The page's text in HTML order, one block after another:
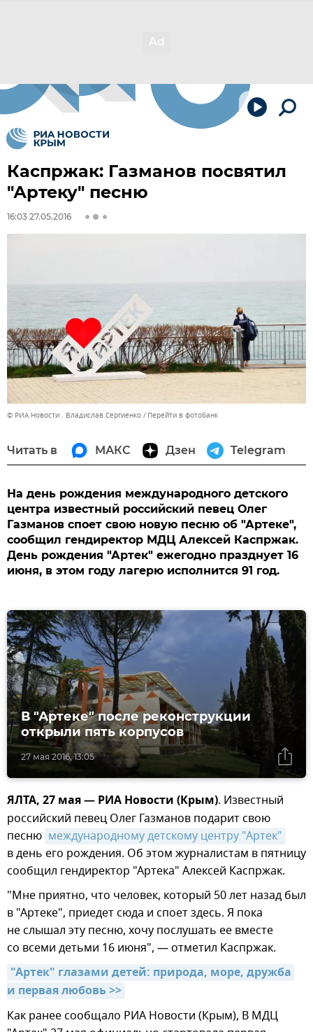
Каспржак: Газманов посвятил
"Артеку" песню
16:03 27.05.2016
© РИА Новости . Владислав Сергиенко Перейти в фотобанк
Читать в МАКС Дзен Telegram
На день рождения международного детского
центра известный российский певец Олег
Газманов споет свою новую песню об "Артеке",
сообщил гендиректор МДЦ Алексей Каспржак.
День рождения "Артек" ежегодно празднует 16
июня, в этом году лагерю исполнится 91 год.
27 мая 2016, 13:05
В "Артеке" после реконструкции
открыли пять корпусов
ЯЛТА, 27 мая — РИА Новости (Крым). Известный
российский певец Олег Газманов подарит свою
песню международному детскому центру "Артек"
в день его рождения. Об этом журналистам в пятницу
сообщил гендиректор "Артека" Алексей Каспржак.
"Мне приятно, что человек, который 50 лет назад был
в "Артеке", приедет сюда и споет здесь. Я пока
не слышал эту песню, хочу послушать ее вместе
со всеми детьми 16 июня", — отметил Каспржак.
"Артек" глазами детей: природа, море, дружба
и первая любовь >>
Как ранее сообщало РИА Новости (Крым), В МДЦ